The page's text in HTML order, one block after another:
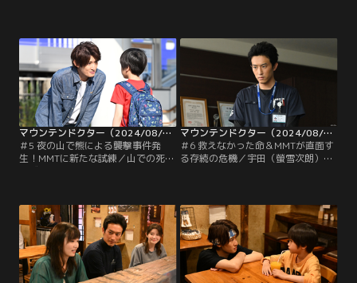
なったが、父・健作（おかやまはじ
め）に連れられ強引に退院。結衣は
江森（大森南朋）が一年前に山で死
なせたという倉持菜月（舟木幸）の
娘だったのだ。健作は江森を人殺し
だと触れ回り…。
るなか、鮎川山荘では篤史（石丸謙
二郎）が7年ぶりの登山ツアーを企
画。MMTに帯同してほしいと依頼さ
れ歩は乗り気になるが、ある理由か
ら山を嫌う玲は強く反対する。
マウンテンドクター（2024/08/05放送分）第05話
＃5 夜の山で熊による襲撃事件発
生！MMTに新たな試練／山での死亡
者ゼロをかなえるため、周子（檀れ
るため県に協力を要請。医療政策課
から純家健一（松尾諭）が視察にや
ってくるが、純家はMMTの活動に懐
疑的で…。一方、心臓に疾患を抱え
る宇田（螢雪次朗）は…。
マウンテンドクター（2024/08/12放送分）第06話
＃6 救えなかった命＆MMTが直面す
る存続の危機／宇田（螢雪次朗）の
起こした子どもが運ばれてくるが、
小宮山（八嶋智人）たちはなかなか
原因を特定することができない。